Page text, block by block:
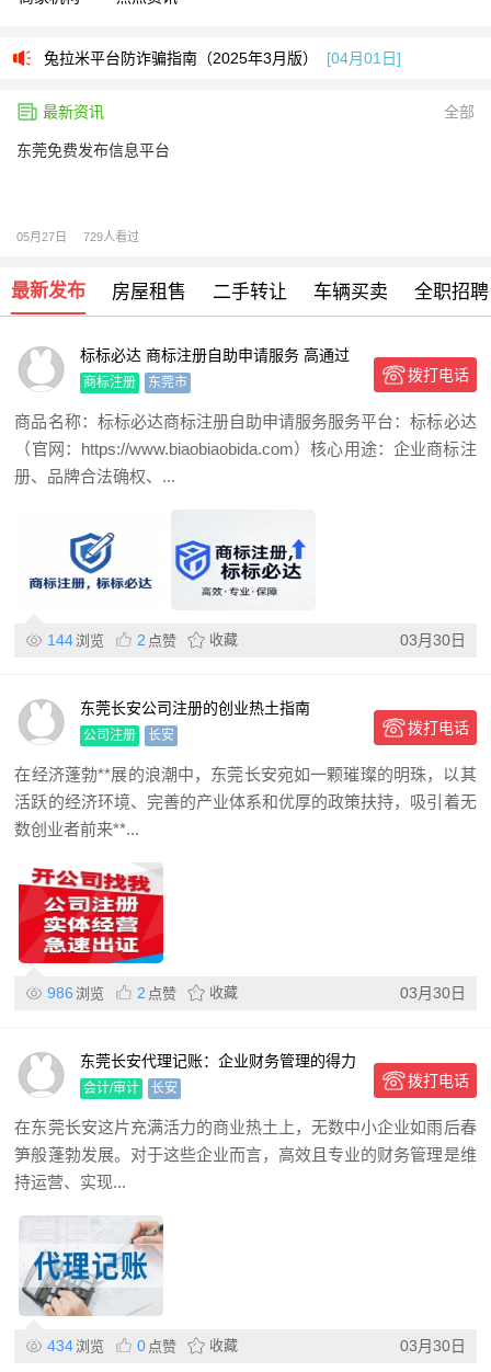
兔拉米平台防诈骗指南（2025年3月版） [04月01日]
最新资讯 全部
东莞免费发布信息平台
05月27日 729人看过
最新发布 房屋租售 二手转让 车辆买卖 全职招聘
标标必达 商标注册自助申请服务 高通过
率 全程可查 企业品牌
商标注册 东莞市 拨打电话
商品名称：标标必达商标注册自助申请服务服务平台：标标必达
（官网：https://www.biaobiaobida.com）核心用途：企业商标注
册、品牌合法确权、...
144浏览 2 点赞 收藏 03月30日
东莞长安公司注册的创业热土指南
公司注册 长安 拨打电话
在经济蓬勃**展的浪潮中，东莞长安宛如一颗璀璨的明珠，以其
活跃的经济环境、完善的产业体系和优厚的政策扶持，吸引着无
数创业者前来**...
986 浏览 2 点赞 收藏 03月30日
东莞长安代理记账：企业财务管理的得力
助手
会计/审计 长安 拨打电话
在东莞长安这片充满活力的商业热土上，无数中小企业如雨后春
笋般蓬勃发展。对于这些企业而言，高效且专业的财务管理是维
持运营、实现...
434浏览 0 点赞 收藏 03月30日